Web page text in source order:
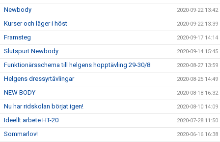
Newbody 2020-09-22 13:42
Kurser och läger i höst 2020-09-22 13:39
Framsteg 2020-09-17 14:14
Slutspurt Newbody 2020-09-14 15:45
Funktionärsschema till helgens hopptävling 29-30/8 2020-08-27 13:59
Helgens dressyrtävlingar 2020-08-25 14:49
NEW BODY 2020-08-18 16:32
Nu har ridskolan börjat igen! 2020-08-10 14:09
Ideellt arbete HT-20 2020-07-28 11:50
Sommarlov! 2020-06-16 16:38